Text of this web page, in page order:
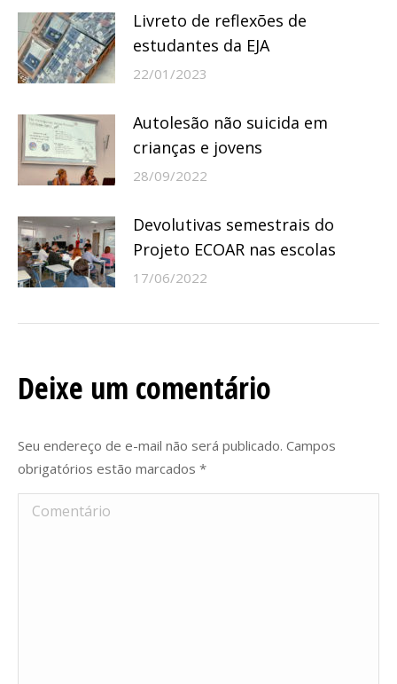
Livreto de reflexões de
estudantes da EJA
22/01/2023
Autolesão não suicida em
crianças e jovens
28/09/2022
Devolutivas semestrais do
Projeto ECOAR nas escolas
17/06/2022
Deixe um comentário
Seu endereço de e-mail não será publicado. Campos
obrigatórios estão marcados *
Comentário